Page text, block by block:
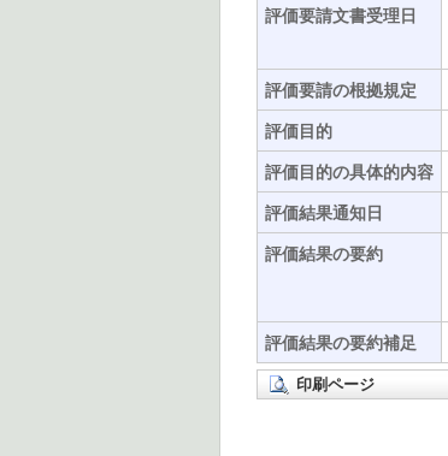
評価要請文書受理日
評価要請の根拠規定
評価目的
評価目的の具体的内容
評価結果通知日
評価結果の要約
評価結果の要約補足
印刷ページ